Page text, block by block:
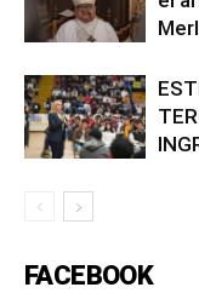
FACEBOOK